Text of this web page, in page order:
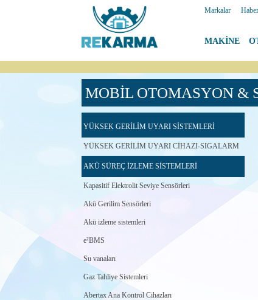
Markalar
MAKİNE
MOBİL OTOMASYON &
YÜKSEK GERİLİM UYARI SİSTEMLERİ
YÜKSEK GERİLİM UYARI CİHAZI-SIGALARM
AKÜ SÜREÇ İZLEME SİSTEMLERİ
Kapasitif Elektrolit Seviye Sensörleri
Akü Gerilim Sensörleri
Akü izleme sistemleri
e²BMS
Su vanaları
Gaz Tahliye Sistemleri
Abertax Ana Kontrol Cihazları